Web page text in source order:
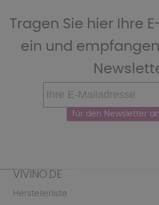
Tragen Sie hier Ihre
ein und
VIVINO.DE
Herstellerliste